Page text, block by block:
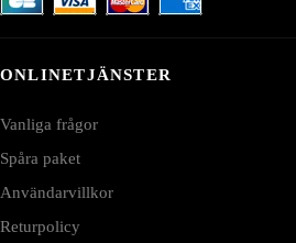
ONLINETJÄNSTER
Vanliga frågor
Spåra paket
Användarvillkor
Returpolicy